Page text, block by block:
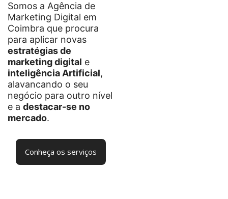
Somos a Agência de
Marketing Digital em
Coimbra que procura
para aplicar novas
estratégias de
marketing digital e
inteligência Artificial,
alavancando o seu
negócio para outro nível
e a destacar-se no
mercado.
Conheça os serviços